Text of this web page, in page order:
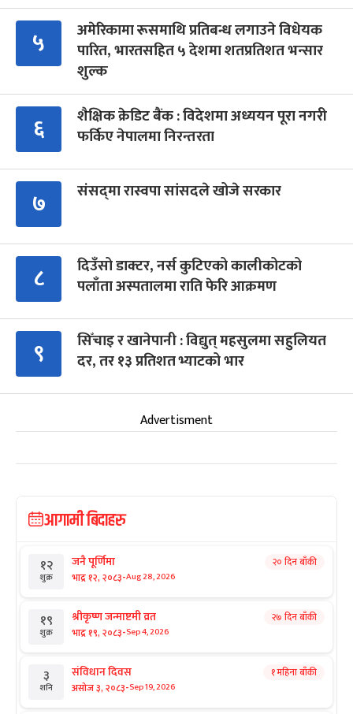
५
अमेरिकामा रूसमाथि प्रतिबन्ध लगाउने विधेयक
पारित, भारतसहित ५ देशमा शतप्रतिशत भन्सार
शुल्क
६
शैक्षिक क्रेडिट बैंक : विदेशमा अध्ययन पूरा नगरी
फर्किए नेपालमा निरन्तरता
७ संसद्‍मा रास्वपा सांसदले खोजे सरकार
८
दिउँसो डाक्टर, नर्स कुटिएको कालीकोटको
पलाँता अस्पतालमा राति फेरि आक्रमण
९
सिँचाइ र खानेपानी : विद्युत् महसुलमा सहुलियत
दर, तर १३ प्रतिशत भ्याटको भार
Advertisment
आगामी बिदाहरु
१२
शुक्र
जनै पूर्णिमा
भाद्र १२, २०८३-Aug 28, 2026
२० दिन बाँकी
१९
शुक्र
श्रीकृष्ण जन्माष्टमी व्रत
भाद्र १९, २०८३-Sep 4, 2026
२७ दिन बाँकी
३
शनि
संविधान दिवस
असोज ३, २०८३-Sep 19, 2026
१ महिना बाँकी